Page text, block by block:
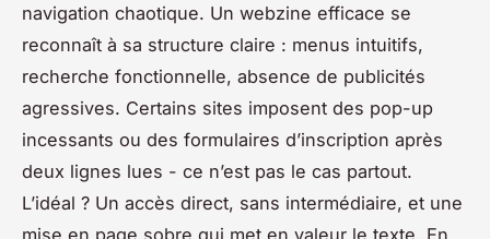
navigation chaotique. Un webzine efficace se
reconnaît à sa structure claire : menus intuitifs,
recherche fonctionnelle, absence de publicités
agressives. Certains sites imposent des pop-up
incessants ou des formulaires d’inscription après
deux lignes lues - ce n’est pas le cas partout.
L’idéal ? Un accès direct, sans intermédiaire, et une
mise en page sobre qui met en valeur le texte. En